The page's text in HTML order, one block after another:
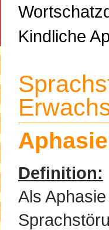
Kindliche
Aphasie
Definition:
Als